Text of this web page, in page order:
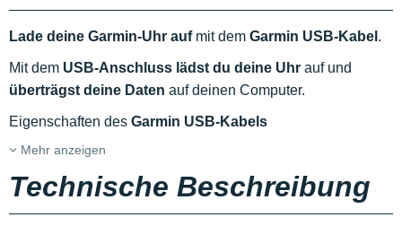
Lade deine Garmin-Uhr aufmit dem Garmin USB-Kabel .
Mit dem USB-Anschluss lädst du deine Uhr auf und
überträgst deine Daten auf deinen Computer.
Eigenschaften des Garmin USB-Kabels
Mehr anzeigen
Technische Beschreibung